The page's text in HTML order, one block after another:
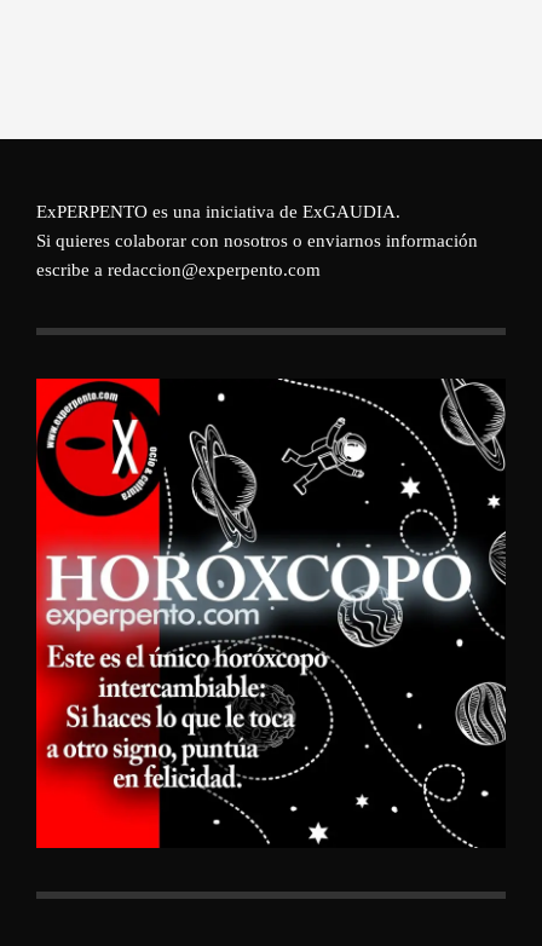
ExPERPENTO es una iniciativa de ExGAUDIA.
Si quieres colaborar con nosotros o enviarnos información
escribe a redaccion@experpento.com